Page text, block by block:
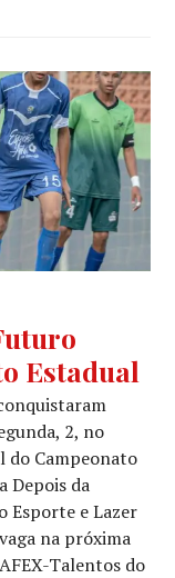
Estadual
2, no
do Campeonato
Depois da
Esporte e Lazer
na próxima
Talentos do